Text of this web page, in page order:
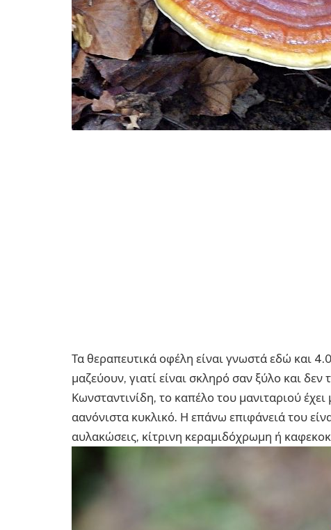
Τα θεραπευτικά οφέλη είναι γνωστά εδώ και
μαζεύουν, γιατί είναι σκληρό σαν ξύλο και
Κωνσταντινίδη, το καπέλο του μανιταριού έχει
αανόνιστα κυκλικό. Η επάνω επιφάνειά του
αυλακώσεις, κίτρινη κεραμιδόχρωμη ή